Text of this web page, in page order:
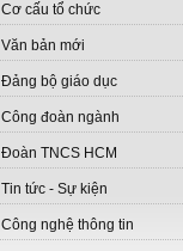
Cơ cấu tổ chức
Văn bản mới
Đảng bộ giáo dục
Công đoàn ngành
Đoàn TNCS HCM
Tin tức - Sự kiện
Công nghệ thông tin